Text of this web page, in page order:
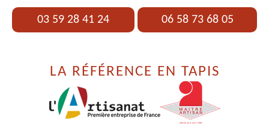
03 59 28 41 24 06 58 73 68 05
LA RÉFÉRENCE EN TAPIS